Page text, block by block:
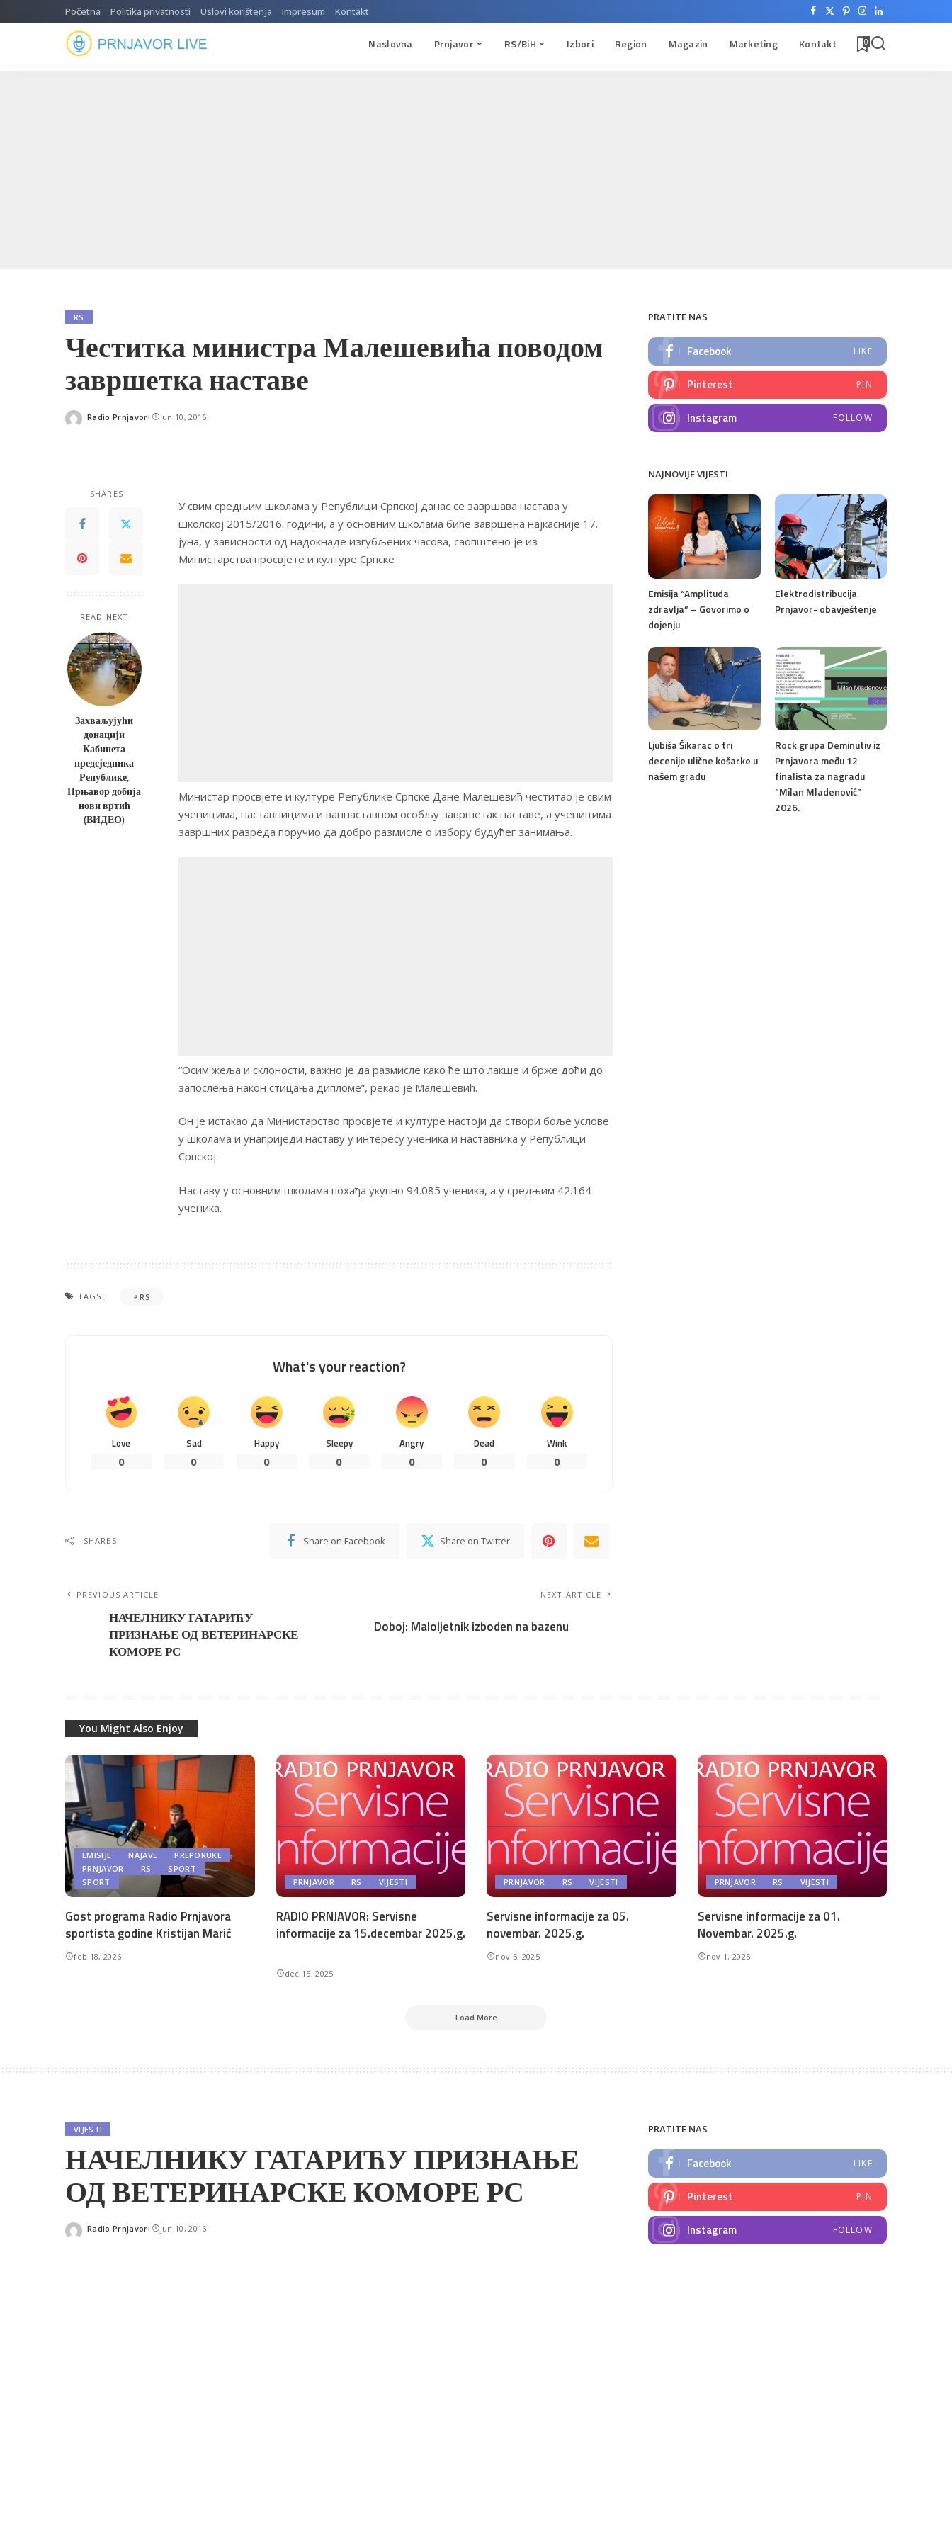
Početna Politika privatnosti Uslovi korištenja Impresum Kontakt
Naslovna Prnjavor RS/BiH Izbori Region Magazin Marketing Kontakt 0
RS
Честитка министра Малешевића поводом
завршетка наставе
Posted
Radio Prnjavor jun 10, 2016
SHARES
READ NEXT
Захваљујући
донацији
Кабинета
предсједника
Републике,
Прњавор добија
нови вртић
(ВИДЕО)
У свим средњим школама у Републици Српској данас се завршава настава у
школској 2015/2016. години, а у основним школама биће завршена најкасније 17.
јуна, у зависности од надокнаде изгубљених часова, саопштено је из
Министарства просвјете и културе Српске
Министар просвјете и културе Републике Српске Дане Малешевић честитао је свим
ученицима, наставницима и ваннаставном особљу завршетак наставе, а ученицима
завршних разреда поручио да добро размисле о избору будућег занимања.
“Осим жеља и склоности, важно је да размисле како ће што лакше и брже доћи до
запослења након стицања дипломе”, рекао је Малешевић.
Он је истакао да Министарство просвјете и културе настоји да створи боље услове
у школама и унаприједи наставу у интересу ученика и наставника у Републици
Српској.
Наставу у основним школама похађа укупно 94.085 ученика, а у средњим 42.164
ученика.
TAGS: RS
What's your reaction?
Love
0
Sad
0
Happy
0
Sleepy
0
Angry
0
Dead
0
Wink
0
SHARES Share on Facebook Share on Twitter
PREVIOUS ARTICLE
НАЧЕЛНИКУ ГАТАРИЋУ
ПРИЗНАЊЕ ОД ВЕТЕРИНАРСКЕ
КОМОРЕ РС
NEXT ARTICLE
Doboj: Maloljetnik izboden na bazenu
PRATITE NAS
Facebook LIKE
Pinterest PIN
Instagram FOLLOW
NAJNOVIJE VIJESTI
Emisija “Amplituda
zdravlja” – Govorimo o
dojenju
Elektrodistribucija
Prnjavor- obavještenje
Ljubiša Šikarac o tri
decenije ulične košarke u
našem gradu
Rock grupa Deminutiv iz
Prnjavora među 12
finalista za nagradu
“Milan Mladenović”
2026.
You Might Also Enjoy
EMISIJE NAJAVE
PREPORUKE
PRNJAVOR
RS
SPORT
SPORT
Gost programa Radio Prnjavora
sportista godine Kristijan Marić
feb 18, 2026
PRNJAVOR RS VIJESTI
RADIO PRNJAVOR: Servisne
informacije za 15.decembar 2025.g.
dec 15, 2025
PRNJAVOR RS VIJESTI
Servisne informacije za 05.
novembar. 2025.g.
nov 5, 2025
PRNJAVOR RS VIJESTI
Servisne informacije za 01.
Novembar. 2025.g.
nov 1, 2025
Load More
VIJESTI
НАЧЕЛНИКУ ГАТАРИЋУ ПРИЗНАЊЕ
ОД ВЕТЕРИНАРСКЕ КОМОРЕ РС
Posted
Radio Prnjavor jun 10, 2016
PRATITE NAS
Facebook LIKE
Pinterest PIN
Instagram FOLLOW